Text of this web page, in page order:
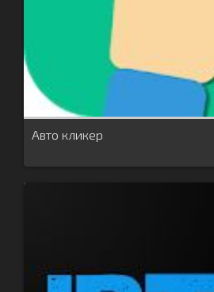
Авто кликер